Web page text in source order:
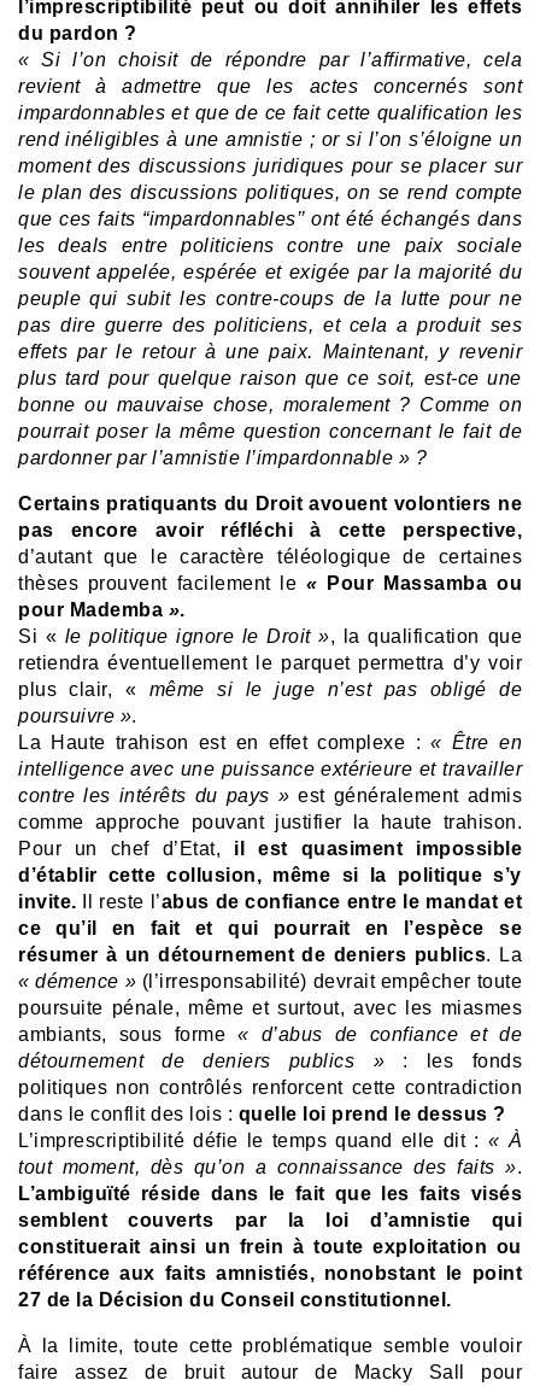
l’imprescriptibilité peut ou doit annihiler les effets
du pardon ?
« Si l’on choisit de répondre par l’affirmative, cela
revient à admettre que les actes concernés sont
impardonnables et que de ce fait cette qualification les
rend inéligibles à une amnistie ; or si l’on s’éloigne un
moment des discussions juridiques pour se placer sur
le plan des discussions politiques, on se rend compte
que ces faits “impardonnables’’ ont été échangés dans
les deals entre politiciens contre une paix sociale
souvent appelée, espérée et exigée par la majorité du
peuple qui subit les contre-coups de la lutte pour ne
pas dire guerre des politiciens,et cela a produit ses
effets par le retour à une paix. Maintenant, y revenir
plus tard pour quelque raison que ce soit, est-ce une
bonne ou mauvaise chose, moralement ? Comme on
pourrait poser la même question concernant le fait de
pardonner par l’amnistie l’impardonnable » ?
Certains pratiquants du Droit avouent volontiers ne
pas encore avoir réfléchi à cette perspective,
d’autant que le caractère téléologique de certaines
thèses prouvent facilement le«
Pour Massamba ou
pour Mademba ».
Si « le politique ignore le Droit », la qualification que
retiendra éventuellement le parquet permettra d’y voir
plus clair, « même si le juge n’est pas obligé de
poursuivre ».
La Haute trahison est en effet complexe :« Être en
intelligence avec une puissance extérieure et travailler
contre les intérêts du pays » est généralement admis
comme approche pouvant justifier la haute trahison.
Pour un chef d’Etat, il est quasiment impossible
d’établir cette collusion, même si la politique s’y
invite. Il reste l’abus de confiance entre le mandat et
ce qu’il en fait et qui pourrait en l’espèce se
résumer à un détournement de deniers publics. La
« démence » (l’irresponsabilité) devrait empêcher toute
poursuite pénale, même et surtout, avec les miasmes
ambiants, sous forme « d’abus de confiance et de
détournement de deniers publics » : les fonds
politiques non contrôlés renforcent cette contradiction
dans le conflit des lois : quelle loi prend le dessus ?
L’imprescriptibilité défie le temps quand elle dit : « À
tout moment, dès qu’on a connaissance des faits ».
L’ambiguïté réside dans le fait que les faits visés
semblent couverts par la loi d’amnistie qui
constituerait ainsi un frein à toute exploitation ou
référence aux faits amnistiés, nonobstant le point
27 de la Décision du Conseil constitutionnel.
À la limite, toute cette problématique semble vouloir
faire assez de bruit autour de Macky Sall pour